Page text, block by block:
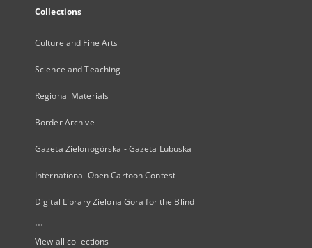
Collections
Culture and Fine Arts
Science and Teaching
Regional Materials
Border Archive
Gazeta Zielonogórska - Gazeta Lubuska
International Open Cartoon Contest
Digital Library Zielona Gora for the Blind
...
View all collections